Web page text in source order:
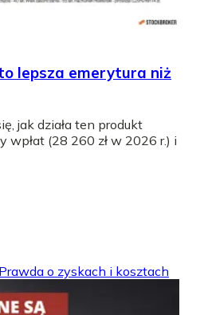
lepsza emerytura niż
jak działa ten produkt
wpłat (28 260 zł w 2026 r.) i
o zyskach i kosztach